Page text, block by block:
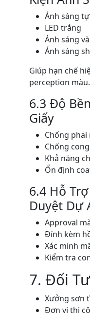
Ánh sáng
LED trắng
Ánh sáng
Ánh sáng
Giúp hạn chế
perception màu.
6.3 Độ
Giấy
Chống
Chống
Khả năng
Ổn định
6.4 Hỗ
Duyệt Dự
Approval
Đính kèm
Xác minh
Kiểm tra
7. Đối
Xưởng sơn
Đơn vị thi